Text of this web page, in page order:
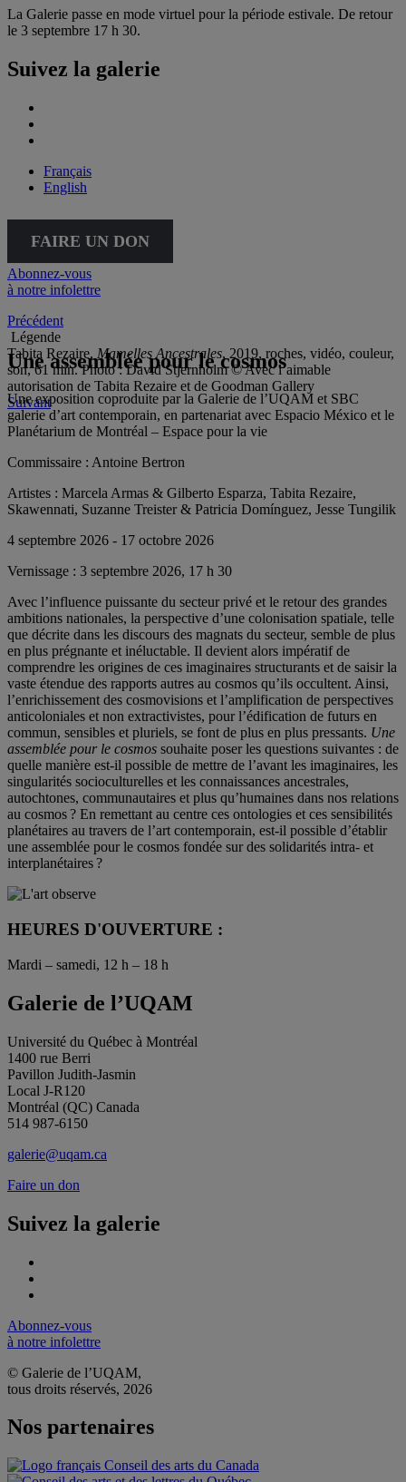
La Galerie passe en mode virtuel pour la période estivale. De retour
le 3 septembre 17 h 30.
Suivez la galerie
Français
English
FAIRE UN DON
Abonnez-vous
à notre infolettre
Précédent
Légende
Tabita Rezaire, Mamelles Ancestrales, 2019, roches, vidéo, couleur,
son, 61 min. Photo : David Stjernholm © Avec l’aimable
autorisation de Tabita Rezaire et de Goodman Gallery
Suivant
Une assemblée pour le cosmos
Une exposition coproduite par la Galerie de l’UQAM et SBC
galerie d’art contemporain, en partenariat avec Espacio México et le
Planétarium de Montréal – Espace pour la vie
Commissaire : Antoine Bertron
Artistes : Marcela Armas & Gilberto Esparza, Tabita Rezaire,
Skawennati, Suzanne Treister & Patricia Domínguez, Jesse Tungilik
4 septembre 2026 - 17 octobre 2026
Vernissage : 3 septembre 2026, 17 h 30
Avec l’influence puissante du secteur privé et le retour des grandes
ambitions nationales, la perspective d’une colonisation spatiale, telle
que décrite dans les discours des magnats du secteur, semble de plus
en plus prégnante et inéluctable. Il devient alors impératif de
comprendre les origines de ces imaginaires structurants et de saisir la
vaste étendue des rapports autres au cosmos qu’ils occultent. Ainsi,
l’enrichissement des cosmovisions et l’amplification de perspectives
anticoloniales et non extractivistes, pour l’édification de futurs en
commun, sensibles et pluriels, se font de plus en plus pressants. Une
assemblée pour le cosmos souhaite poser les questions suivantes : de
quelle manière est-il possible de mettre de l’avant les imaginaires, les
singularités socioculturelles et les connaissances ancestrales,
autochtones, communautaires et plus qu’humaines dans nos relations
au cosmos ? En remettant au centre ces ontologies et ces sensibilités
planétaires au travers de l’art contemporain, est-il possible d’établir
une assemblée pour le cosmos fondée sur des solidarités intra- et
interplanétaires ?
HEURES D'OUVERTURE :
Mardi – samedi, 12 h – 18 h
Galerie de l’UQAM
Université du Québec à Montréal
1400 rue Berri
Pavillon Judith-Jasmin
Local J-R120
Montréal (QC) Canada
514 987-6150
galerie@uqam.ca
Faire un don
Suivez la galerie
Abonnez-vous
à notre infolettre
© Galerie de l’UQAM,
tous droits réservés, 2026
Nos partenaires